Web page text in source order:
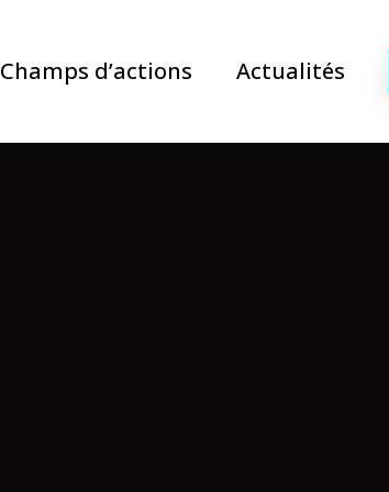
Champs d’actions Actualités